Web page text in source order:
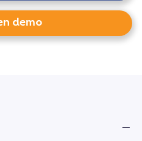
demo